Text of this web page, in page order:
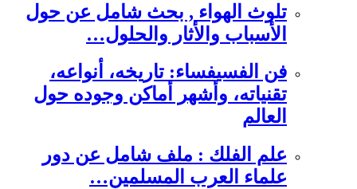
تلوث الهواء , بحث شامل عن حول
الأسباب والأثار والحلول…
فن الفسيفساء: تاريخه، أنواعه،
تقنياته، وأشهر أماكن وجوده حول
العالم
علم الفلك : ملف شامل عن دور
علماء العرب المسلمين…